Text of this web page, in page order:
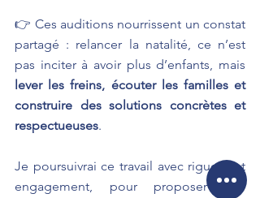
👉 Ces auditions nourrissent un constat
partagé : relancer la natalité, ce n’est
lever les freins, écouter les familles et
construire des solutions concrètes et
respectueuses.
Je poursuivrai ce travail avec rigueur et
engagement, pour proposer des